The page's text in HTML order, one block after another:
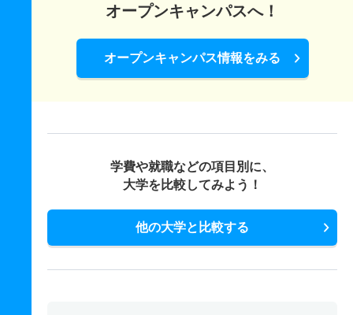
オープンキャンパスへ！
オープンキャンパス情報をみる
学費や就職などの項目別に、
大学を比較してみよう！
他の大学と比較する